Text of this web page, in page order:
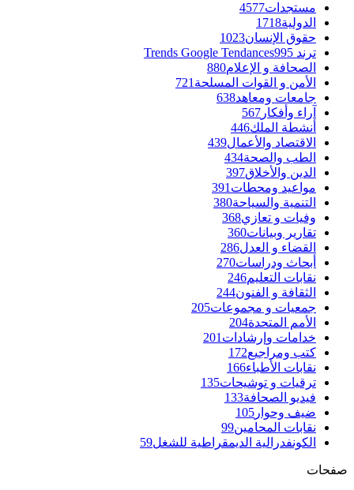
مستجدات4577
الدولية1718
حقوق الإنسان1023
ترند Trends Google Tendances 995
الصحافة و الإعلام880
الأمن و القوات المسلحة 721
جامعات ومعاهد638
آراء وأفكار 567
أنشطة الملك446
الاقتصاد والأعمال439
الطب والصحة434
الدين والأخلاق397
مواعيد ومحطات 391
التنمية والسياحة380
وفيات و تعازي368
تقارير وبيانات360
القضاء و العدل286
أبحاث ودراسات270
نقابات التعليم246
الثقافة و الفنون244
جمعيات و مجموعات205
الأمم المتحدة204
خدامات وإرشادات 201
كتب ومراجيع172
نقابات الأطباء166
ترقيات و توشيحات135
فيديو الصحافة133
ضيف وحوار 105
نقابات المحامين99
الكونفدرالية الديمقراطية للشغل59
صفحات